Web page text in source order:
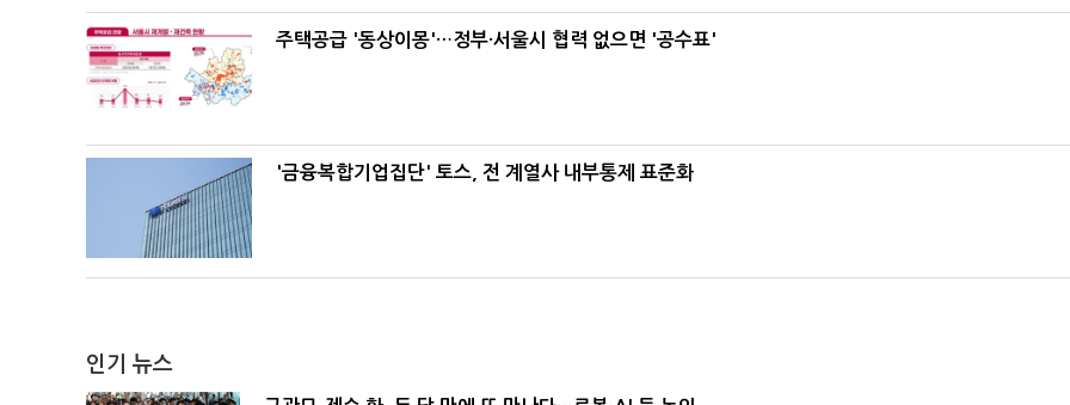
주택공급 '동상이몽'…정부·서울시 협력 없으면 '공수표'
'금융복합기업집단' 토스, 전 계열사 내부통제 표준화
인기 뉴스